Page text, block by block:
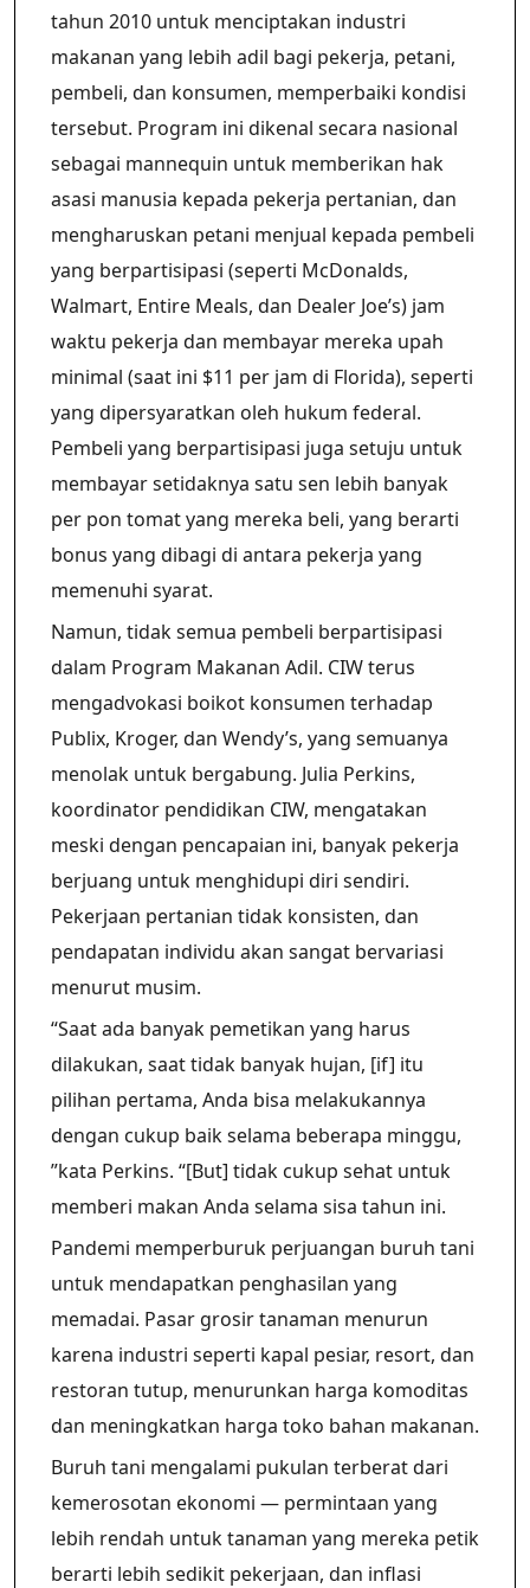
tahun 2010 untuk menciptakan industri
makanan yang lebih adil bagi pekerja, petani,
pembeli, dan konsumen, memperbaiki kondisi
tersebut. Program ini dikenal secara nasional
sebagai mannequin untuk memberikan hak
asasi manusia kepada pekerja pertanian, dan
mengharuskan petani menjual kepada pembeli
yang berpartisipasi (seperti McDonalds,
Walmart, Entire Meals, dan Dealer Joe’s) jam
waktu pekerja dan membayar mereka upah
minimal (saat ini $11 per jam di Florida), seperti
yang dipersyaratkan oleh hukum federal.
Pembeli yang berpartisipasi juga setuju untuk
membayar setidaknya satu sen lebih banyak
per pon tomat yang mereka beli, yang berarti
bonus yang dibagi di antara pekerja yang
memenuhi syarat.
Namun, tidak semua pembeli berpartisipasi
dalam Program Makanan Adil. CIW terus
mengadvokasi boikot konsumen terhadap
Publix, Kroger, dan Wendy’s, yang semuanya
menolak untuk bergabung. Julia Perkins,
koordinator pendidikan CIW, mengatakan
meski dengan pencapaian ini, banyak pekerja
berjuang untuk menghidupi diri sendiri.
Pekerjaan pertanian tidak konsisten, dan
pendapatan individu akan sangat bervariasi
menurut musim.
“Saat ada banyak pemetikan yang harus
dilakukan, saat tidak banyak hujan, [if] itu
pilihan pertama, Anda bisa melakukannya
dengan cukup baik selama beberapa minggu,
”kata Perkins. “[But] tidak cukup sehat untuk
memberi makan Anda selama sisa tahun ini.
Pandemi memperburuk perjuangan buruh tani
untuk mendapatkan penghasilan yang
memadai. Pasar grosir tanaman menurun
karena industri seperti kapal pesiar, resort, dan
restoran tutup, menurunkan harga komoditas
dan meningkatkan harga toko bahan makanan.
Buruh tani mengalami pukulan terberat dari
kemerosotan ekonomi — permintaan yang
lebih rendah untuk tanaman yang mereka petik
berarti lebih sedikit pekerjaan, dan inflasi